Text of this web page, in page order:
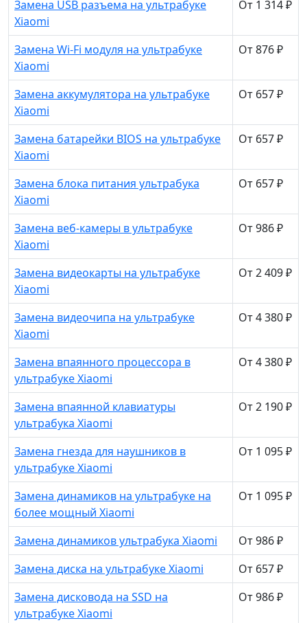
Замена USB разъема на ультрабуке
Xiaomi
От 1 314 ₽
Замена Wi-Fi модуля на ультрабуке
Xiaomi
От 876 ₽
Замена аккумулятора на ультрабуке
Xiaomi
От 657 ₽
Замена батарейки BIOS на ультрабуке
Xiaomi
От 657 ₽
Замена блока питания ультрабука
Xiaomi
От 657 ₽
Замена веб-камеры в ультрабуке
Xiaomi
От 986 ₽
Замена видеокарты на ультрабуке
Xiaomi
От 2 409 ₽
Замена видеочипа на ультрабуке
Xiaomi
От 4 380 ₽
Замена впаянного процессора в
ультрабуке Xiaomi
От 4 380 ₽
Замена впаянной клавиатуры
ультрабука Xiaomi
От 2 190 ₽
Замена гнезда для наушников в
ультрабуке Xiaomi
От 1 095 ₽
Замена динамиков на ультрабуке на
более мощный Xiaomi
От 1 095 ₽
Замена динамиков ультрабука Xiaomi
От 986 ₽
Замена диска на ультрабуке Xiaomi
От 657 ₽
Замена дисковода на SSD на
ультрабуке Xiaomi
От 986 ₽